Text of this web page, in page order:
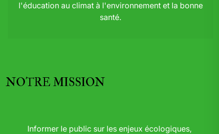
l'éducation au climat à l'environnement et la bonne
santé.
NOTRE MISSION
Informer le public sur les enjeux écologiques,